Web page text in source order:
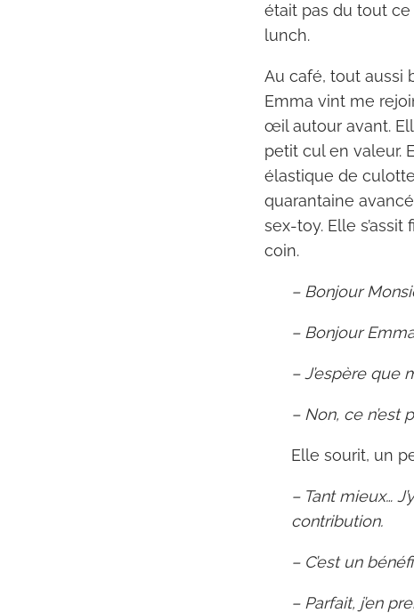
était pas du tout
lunch.
Au café, tout aussi
Emma vint me
œil autour avant.
petit cul en valeur.
élastique de
quarantaine
sex-toy. Elle
coin.
– Bonjour
– Bonjour
– J’espère que
– Non, ce n’est
Elle sourit, un
– Tant mieux…
contribution.
– C’est un
– Parfait, j’en